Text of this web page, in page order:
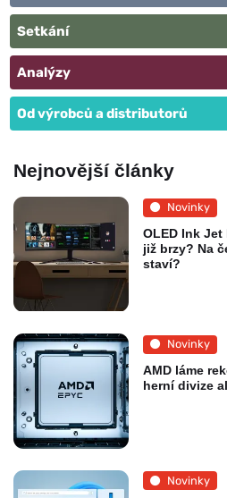
Setkání
Analýzy
Od výrobců a distributorů
Nejnovější články
Novinky
OLED Ink
již brzy? Na
staví?
Novinky
AMD láme
herní divize
Novinky